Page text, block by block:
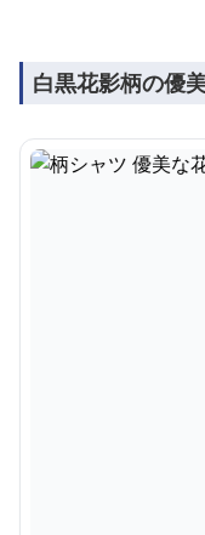
白黒花影柄の優